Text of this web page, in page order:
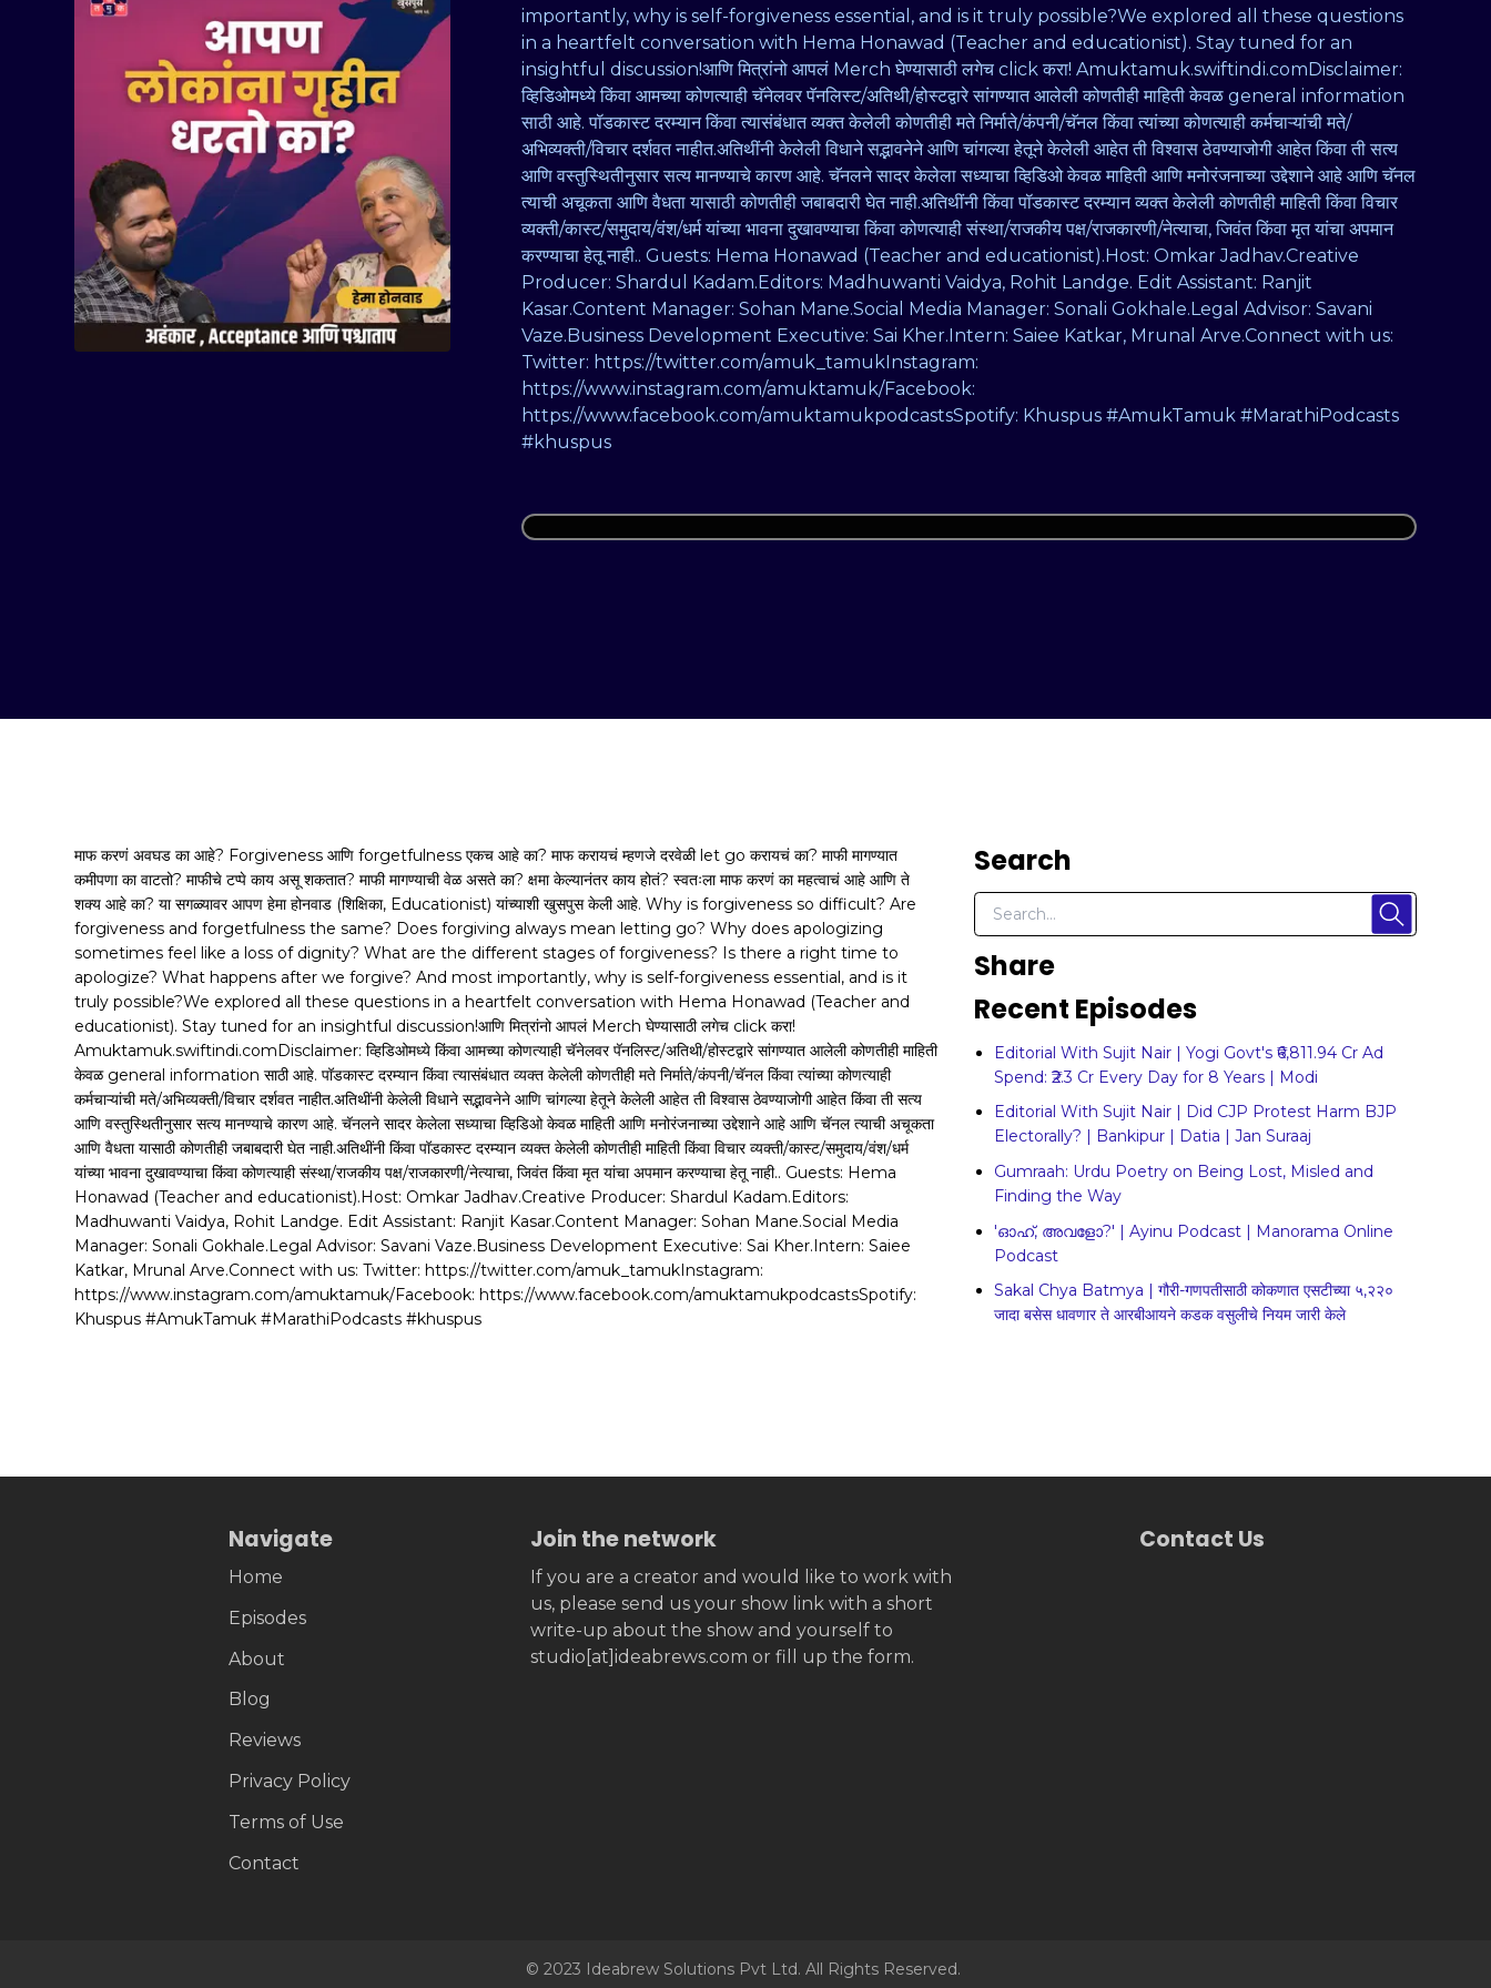
importantly, why is self-forgiveness essential, and is it truly possible?We explored all these questions
in a heartfelt conversation with Hema Honawad (Teacher and educationist). Stay tuned for an
insightful discussion!आणि मित्रांनो आपलं Merch घेण्यासाठी लगेच click करा! Amuktamuk.swiftindi.comDisclaimer:
व्हिडिओमध्ये किंवा आमच्या कोणत्याही चॅनेलवर पॅनलिस्ट/अतिथी/होस्टद्वारे सांगण्यात आलेली कोणतीही माहिती केवळ general information
साठी आहे. पॉडकास्ट दरम्यान किंवा त्यासंबंधात व्यक्त केलेली कोणतीही मते निर्माते/कंपनी/चॅनल किंवा त्यांच्या कोणत्याही कर्मचाऱ्यांची मते/
अभिव्यक्ती/विचार दर्शवत नाहीत.अतिथींनी केलेली विधाने सद्भावनेने आणि चांगल्या हेतूने केलेली आहेत ती विश्वास ठेवण्याजोगी आहेत किंवा ती सत्य
आणि वस्तुस्थितीनुसार सत्य मानण्याचे कारण आहे. चॅनलने सादर केलेला सध्याचा व्हिडिओ केवळ माहिती आणि मनोरंजनाच्या उद्देशाने आहे आणि चॅनल
त्याची अचूकता आणि वैधता यासाठी कोणतीही जबाबदारी घेत नाही.अतिथींनी किंवा पॉडकास्ट दरम्यान व्यक्त केलेली कोणतीही माहिती किंवा विचार
व्यक्ती/कास्ट/समुदाय/वंश/धर्म यांच्या भावना दुखावण्याचा किंवा कोणत्याही संस्था/राजकीय पक्ष/राजकारणी/नेत्याचा, जिवंत किंवा मृत यांचा अपमान
करण्याचा हेतू नाही.. Guests: Hema Honawad (Teacher and educationist).Host: Omkar Jadhav.Creative
Producer: Shardul Kadam.Editors: Madhuwanti Vaidya, Rohit Landge. Edit Assistant: Ranjit
Kasar.Content Manager: Sohan Mane.Social Media Manager: Sonali Gokhale.Legal Advisor: Savani
Vaze.Business Development Executive: Sai Kher.Intern: Saiee Katkar, Mrunal Arve.Connect with us:
Twitter: https://twitter.com/amuk_tamukInstagram:
https://www.instagram.com/amuktamuk/Facebook:
https://www.facebook.com/amuktamukpodcastsSpotify: Khuspus #AmukTamuk #MarathiPodcasts
#khuspus
माफ करणं अवघड का आहे? Forgiveness आणि forgetfulness एकच आहे का? माफ करायचं म्हणजे दरवेळी let go करायचं का? माफी मागण्यात
कमीपणा का वाटतो? माफीचे टप्पे काय असू शकतात? माफी मागण्याची वेळ असते का? क्षमा केल्यानंतर काय होतं? स्वतःला माफ करणं का महत्वाचं आहे आणि ते
शक्य आहे का? या सगळ्यावर आपण हेमा होनवाड (शिक्षिका, Educationist) यांच्याशी खुसपुस केली आहे. Why is forgiveness so difficult? Are
forgiveness and forgetfulness the same? Does forgiving always mean letting go? Why does apologizing
sometimes feel like a loss of dignity? What are the different stages of forgiveness? Is there a right time to
apologize? What happens after we forgive? And most importantly, why is self-forgiveness essential, and is it
truly possible?We explored all these questions in a heartfelt conversation with Hema Honawad (Teacher and
educationist). Stay tuned for an insightful discussion!आणि मित्रांनो आपलं Merch घेण्यासाठी लगेच click करा!
Amuktamuk.swiftindi.comDisclaimer: व्हिडिओमध्ये किंवा आमच्या कोणत्याही चॅनेलवर पॅनलिस्ट/अतिथी/होस्टद्वारे सांगण्यात आलेली कोणतीही माहिती
केवळ general information साठी आहे. पॉडकास्ट दरम्यान किंवा त्यासंबंधात व्यक्त केलेली कोणतीही मते निर्माते/कंपनी/चॅनल किंवा त्यांच्या कोणत्याही
कर्मचाऱ्यांची मते/अभिव्यक्ती/विचार दर्शवत नाहीत.अतिथींनी केलेली विधाने सद्भावनेने आणि चांगल्या हेतूने केलेली आहेत ती विश्वास ठेवण्याजोगी आहेत किंवा ती सत्य
आणि वस्तुस्थितीनुसार सत्य मानण्याचे कारण आहे. चॅनलने सादर केलेला सध्याचा व्हिडिओ केवळ माहिती आणि मनोरंजनाच्या उद्देशाने आहे आणि चॅनल त्याची अचूकता
आणि वैधता यासाठी कोणतीही जबाबदारी घेत नाही.अतिथींनी किंवा पॉडकास्ट दरम्यान व्यक्त केलेली कोणतीही माहिती किंवा विचार व्यक्ती/कास्ट/समुदाय/वंश/धर्म
यांच्या भावना दुखावण्याचा किंवा कोणत्याही संस्था/राजकीय पक्ष/राजकारणी/नेत्याचा, जिवंत किंवा मृत यांचा अपमान करण्याचा हेतू नाही.. Guests: Hema
Honawad (Teacher and educationist).Host: Omkar Jadhav.Creative Producer: Shardul Kadam.Editors:
Madhuwanti Vaidya, Rohit Landge. Edit Assistant: Ranjit Kasar.Content Manager: Sohan Mane.Social Media
Manager: Sonali Gokhale.Legal Advisor: Savani Vaze.Business Development Executive: Sai Kher.Intern: Saiee
Katkar, Mrunal Arve.Connect with us: Twitter: https://twitter.com/amuk_tamukInstagram:
https://www.instagram.com/amuktamuk/Facebook: https://www.facebook.com/amuktamukpodcastsSpotify:
Khuspus #AmukTamuk #MarathiPodcasts #khuspus
Search
Share
Recent Episodes
Editorial With Sujit Nair | Yogi Govt's ₹6,811.94 Cr Ad
Spend: ₹2.3 Cr Every Day for 8 Years | Modi
Editorial With Sujit Nair | Did CJP Protest Harm BJP
Electorally? | Bankipur | Datia | Jan Suraaj
Gumraah: Urdu Poetry on Being Lost, Misled and
Finding the Way
'ഓഹ്, അവളോ?' | Ayinu Podcast | Manorama Online
Podcast
Sakal Chya Batmya | गौरी-गणपतीसाठी कोकणात एसटीच्या ५,२२०
जादा बसेस धावणार ते आरबीआयने कडक वसुलीचे नियम जारी केले
Navigate
Home
Episodes
About
Blog
Reviews
Privacy Policy
Terms of Use
Contact
Join the network
If you are a creator and would like to work with
us, please send us your show link with a short
write-up about the show and yourself to
studio[at]ideabrews.com or fill up the form.
Contact Us
© 2023 Ideabrew Solutions Pvt Ltd. All Rights Reserved.